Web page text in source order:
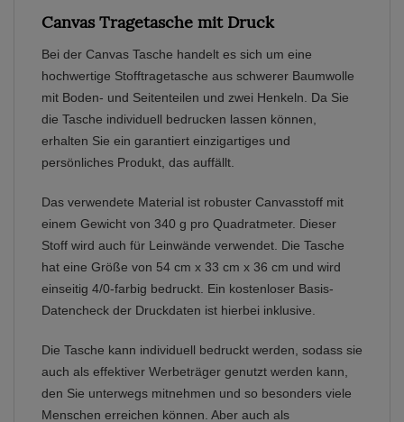
Canvas Tragetasche mit Druck
Bei der Canvas Tasche handelt es sich um eine
hochwertige Stofftragetasche aus schwerer Baumwolle
mit Boden- und Seitenteilen und zwei Henkeln. Da Sie
die Tasche individuell bedrucken lassen können,
erhalten Sie ein garantiert einzigartiges und
persönliches Produkt, das auffällt.
Das verwendete Material ist robuster Canvasstoff mit
einem Gewicht von 340 g pro Quadratmeter. Dieser
Stoff wird auch für Leinwände verwendet. Die Tasche
hat eine Größe von 54 cm x 33 cm x 36 cm und wird
einseitig 4/0-farbig bedruckt. Ein kostenloser Basis-
Datencheck der Druckdaten ist hierbei inklusive.
Die Tasche kann individuell bedruckt werden, sodass sie
auch als effektiver Werbeträger genutzt werden kann,
den Sie unterwegs mitnehmen und so besonders viele
Menschen erreichen können. Aber auch als